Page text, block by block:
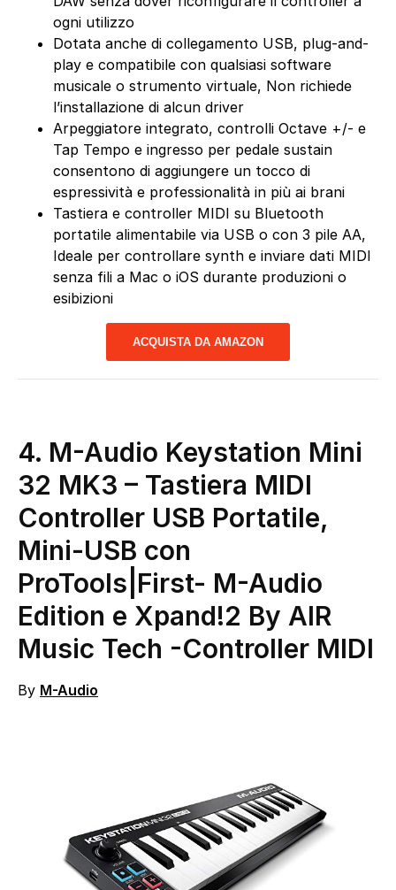
ogni utilizzo
Dotata anche di collegamento USB, plug-and-
play e compatibile con qualsiasi software
musicale o strumento virtuale, Non richiede
l’installazione di alcun driver
Arpeggiatore integrato, controlli Octave +/- e
Tap Tempo e ingresso per pedale sustain
consentono di aggiungere un tocco di
espressività e professionalità in più ai brani
Tastiera e controller MIDI su Bluetooth
portatile alimentabile via USB o con 3 pile AA,
Ideale per controllare synth e inviare dati MIDI
senza fili a Mac o iOS durante produzioni o
esibizioni
ACQUISTA DA AMAZON
4. M-Audio Keystation Mini
32 MK3 – Tastiera MIDI
Controller USB Portatile,
Mini-USB con
ProTools|First- M-Audio
Edition e Xpand!2 By AIR
Music Tech -Controller MIDI
By M-Audio